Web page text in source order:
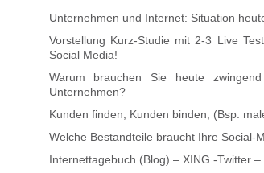
Unternehmen und Internet: Situation
Vorstellung Kurz-Studie mit 2-3 Live
Social Media!
Warum brauchen Sie heute
Unternehmen?
Kunden finden, Kunden binden, (Bsp.
Welche Bestandteile braucht Ihre Social-
Internettagebuch (Blog) – XING -Twitter –